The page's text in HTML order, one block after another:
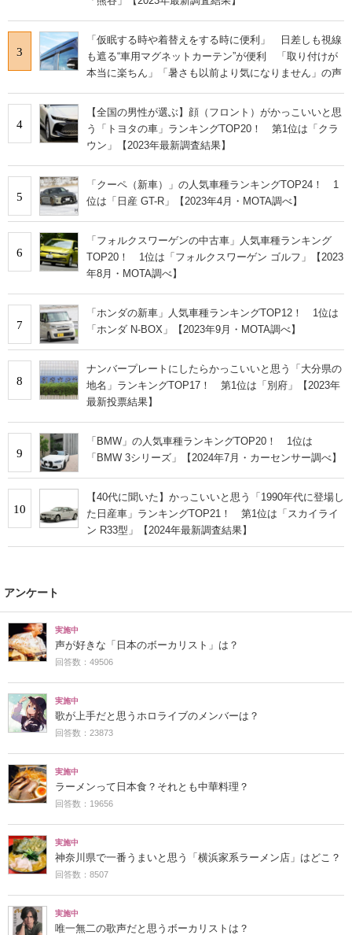
3
「仮眠する時や着替えをする時に便利」 日差しも視線
も遮る“車用マグネットカーテン”が便利 「取り付けが
本当に楽ちん」「暑さも以前より気になりません」の声
4
【全国の男性が選ぶ】顔（フロント）がかっこいいと思
う「トヨタの車」ランキングTOP20！ 第1位は「クラ
ウン」【2023年最新調査結果】
5
「クーペ（新車）」の人気車種ランキングTOP24！ 1
位は「日産 GT-R」【2023年4月・MOTA調べ】
6
「フォルクスワーゲンの中古車」人気車種ランキング
TOP20！ 1位は「フォルクスワーゲン ゴルフ」【2023
年8月・MOTA調べ】
7
「ホンダの新車」人気車種ランキングTOP12！ 1位は
「ホンダ N-BOX」【2023年9月・MOTA調べ】
8
ナンバープレートにしたらかっこいいと思う「大分県の
地名」ランキングTOP17！ 第1位は「別府」【2023年
最新投票結果】
9
「BMW」の人気車種ランキングTOP20！ 1位は
「BMW 3シリーズ」【2024年7月・カーセンサー調べ】
10
【40代に聞いた】かっこいいと思う「1990年代に登場し
た日産車」ランキングTOP21！ 第1位は「スカイライ
ン R33型」【2024年最新調査結果】
アンケート
実施中
声が好きな「日本のボーカリスト」は？
回答数：49506
実施中
歌が上手だと思うホロライブのメンバーは？
回答数：23873
実施中
ラーメンって日本食？それとも中華料理？
回答数：19656
実施中
神奈川県で一番うまいと思う「横浜家系ラーメン店」はどこ？
回答数：8507
実施中
唯一無二の歌声だと思うボーカリストは？